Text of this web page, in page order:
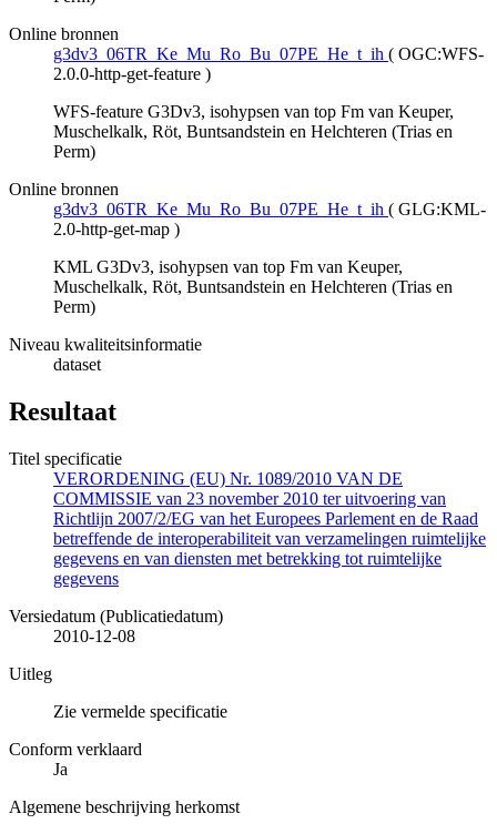
Online bronnen
g3dv3_06TR_Ke_Mu_Ro_Bu_07PE_He_t_ih ( OGC:WFS-
2.0.0-http-get-feature )
WFS-feature G3Dv3, isohypsen van top Fm van Keuper,
Muschelkalk, Röt, Buntsandstein en Helchteren (Trias en
Perm)
Online bronnen
g3dv3_06TR_Ke_Mu_Ro_Bu_07PE_He_t_ih ( GLG:KML-
2.0-http-get-map )
KML G3Dv3, isohypsen van top Fm van Keuper,
Muschelkalk, Röt, Buntsandstein en Helchteren (Trias en
Perm)
Niveau kwaliteitsinformatie
dataset
Resultaat
Titel specificatie
VERORDENING (EU) Nr. 1089/2010 VAN DE
COMMISSIE van 23 november 2010 ter uitvoering van
Richtlijn 2007/2/EG van het Europees Parlement en de Raad
betreffende de interoperabiliteit van verzamelingen ruimtelijke
gegevens en van diensten met betrekking tot ruimtelijke
gegevens
Versiedatum (Publicatiedatum)
2010-12-08
Uitleg
Zie vermelde specificatie
Conform verklaard
Ja
Algemene beschrijving herkomst